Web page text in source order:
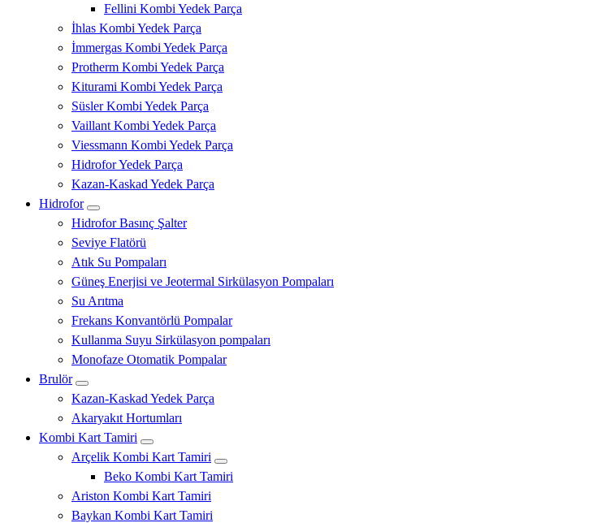
Fellini Kombi Yedek Parça
İhlas Kombi Yedek Parça
İmmergas Kombi Yedek Parça
Protherm Kombi Yedek Parça
Kiturami Kombi Yedek Parça
Süsler Kombi Yedek Parça
Vaillant Kombi Yedek Parça
Viessmann Kombi Yedek Parça
Hidrofor Yedek Parça
Kazan-Kaskad Yedek Parça
Hidrofor
Hidrofor Basınç Şalter
Seviye Flatörü
Atık Su Pompaları
Güneş Enerjisi ve Jeotermal Sirkülasyon Pompaları
Su Arıtma
Frekans Konvantörlü Pompalar
Kullanma Suyu Sirkülasyon pompaları
Monofaze Otomatik Pompalar
Brulör
Kazan-Kaskad Yedek Parça
Akaryakıt Hortumları
Kombi Kart Tamiri
Arçelik Kombi Kart Tamiri
Beko Kombi Kart Tamiri
Ariston Kombi Kart Tamiri
Baykan Kombi Kart Tamiri